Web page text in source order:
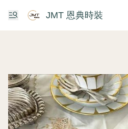
JMT 恩典時裝